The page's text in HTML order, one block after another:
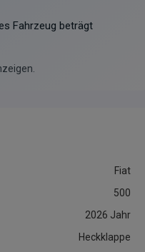
Fahrzeug beträgt
Fiat
500
2026 Jahr
Heckklappe